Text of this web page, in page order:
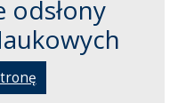
odsłony